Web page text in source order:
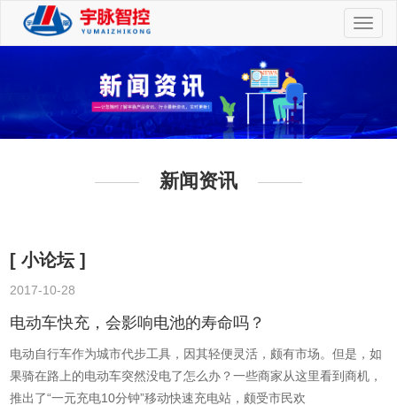
切
换
新闻资讯
[ 小论坛 ]
2017-10-28
电动车快充，会影响电池的寿命吗？
电动自行车作为城市代步工具，因其轻便灵活，颇有市场。但是，如
果骑在路上的电动车突然没电了怎么办？一些商家从这里看到商机，
推出了“一元充电10分钟”移动快速充电站，颇受市民欢